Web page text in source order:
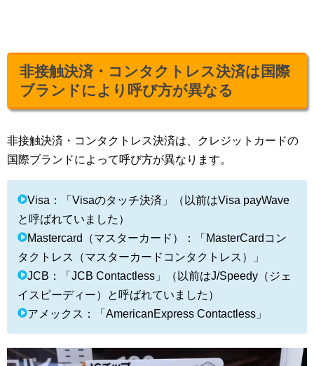
非接触決済・コンタクトレス決済は国際
ブランドにより呼び方が異なる
非接触決済・コンタクトレス決済は、クレジットカードの
国際ブランドによって呼び方が異なります。
Visa：「Visaのタッチ決済」（以前はVisa payWave
と呼ばれていました）
Mastercard（マスターカード）：「MasterCardコン
タクトレス（マスターカードコンタクトレス）」
JCB：「JCB Contactless」（以前はJ/Speedy（ジェ
イスピーディー）と呼ばれていました）
アメックス：「AmericanExpress Contactless」